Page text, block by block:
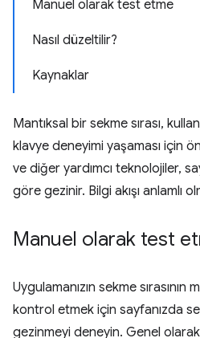
Manuel olarak test etme
Nasıl düzeltilir?
Kaynaklar
Mantıksal bir sekme sırası,
klavye deneyimi yaşaması için
ve diğer yardımcı teknolojiler,
göre gezinir. Bilgi akışı anlamlı
Manuel olarak test
Uygulamanızın sekme sırasının
kontrol etmek için sayfanızda
gezinmeyi deneyin. Genel